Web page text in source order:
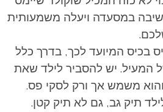
במסעדה ויעלה משמעותית
בכיס המיועד לכך, בדרך כלל
המעיל. יש להסביר לילד שאת
משמש אך ורק לסקי פס.
תיק גב, גם לא תיק קטן.